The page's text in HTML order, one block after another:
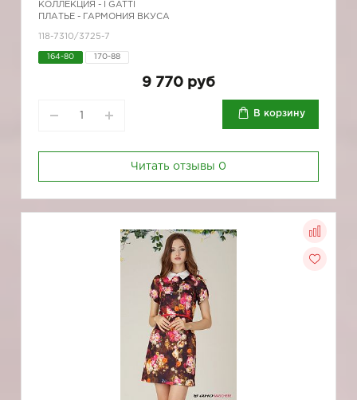
КОЛЛЕКЦИЯ -
I GATTI
ПЛАТЬЕ - ГАРМОНИЯ ВКУСА
118-7310/3725-7
164-80 170-88
9 770 руб
В корзину
Читать отзывы 0